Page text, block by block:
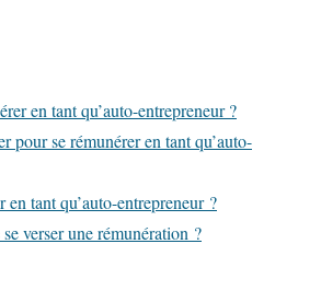
en tant qu’auto-entrepreneur ?
pour se rémunérer en tant qu’auto-
en tant qu’auto-entrepreneur ?
verser une rémunération ?